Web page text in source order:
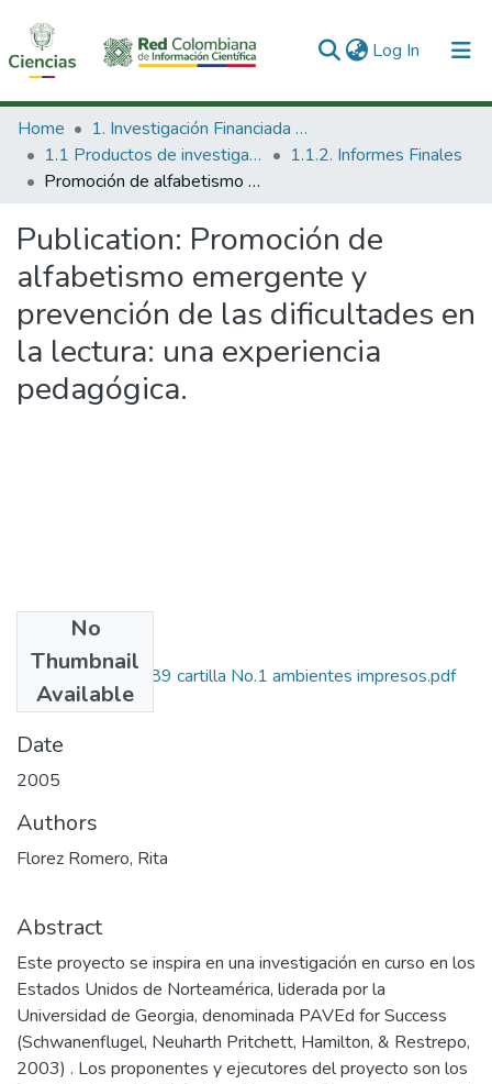
Log In (current)
Communities & Collections
All of DSpace
Home
1. Investigación Financiada con Recursos Públicos
1.1 Productos de investigación
1.1.2. Informes Finales
Promoción de alfabetismo emergente y prevención de las dificultades en la lectura: una experiencia pedagógica.
Publication: Promoción de
alfabetismo emergente y
prevención de las dificultades en
la lectura: una experiencia
pedagógica.
No
Thumbnail
Available
1101-11-14089 cartilla No.1 ambientes impresos.pdf
(922.74 KB)
Date
2005
Authors
Florez Romero, Rita
Abstract
Este proyecto se inspira en una investigación en curso en los
Estados Unidos de Norteamérica, liderada por la
Universidad de Georgia, denominada PAVEd for Success
(Schwanenflugel, Neuharth Pritchett, Hamilton, & Restrepo,
2003) . Los proponentes y ejecutores del proyecto son los